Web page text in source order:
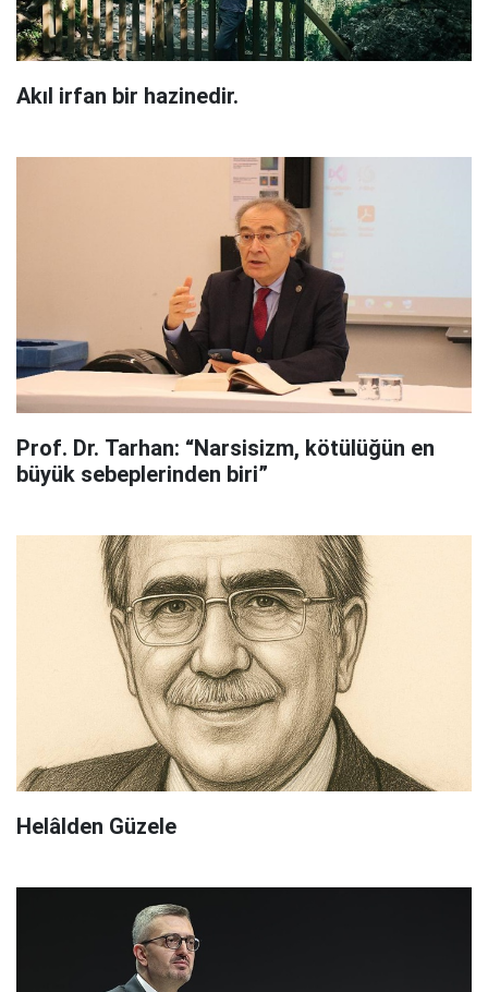
Akıl irfan bir hazinedir.
Prof. Dr. Tarhan: “Narsisizm, kötülüğün en
büyük sebeplerinden biri”
Helâlden Güzele